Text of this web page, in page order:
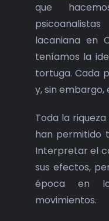
que
lacaniana en
teníamos la
tortuga. Cada
y, sin embargo,
Toda la
han permitido
Interpretar el
sus efectos,
época en
movimientos.